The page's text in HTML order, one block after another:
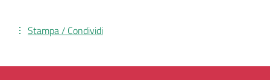
Stampa / Condividi